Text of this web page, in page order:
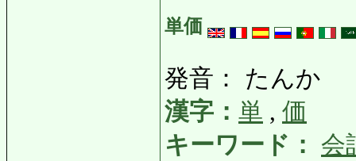
単価
発音： たんか
漢字： 単 , 価
キーワード：
会